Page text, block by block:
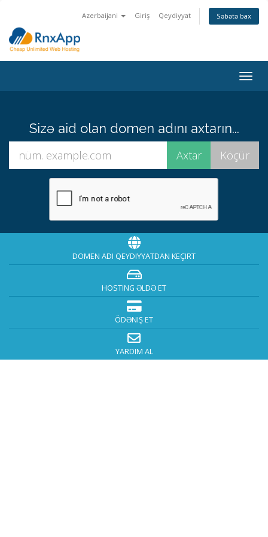
Azerbaijani Giriş Qeydiyyat Səbətə bax
Sizə aid olan domen adını axtarın...
DOMEN ADI QEYDIYYATDAN KEÇIRT
HOSTING ƏLDƏ ET
ÖDƏNIŞ ET
YARDIM AL